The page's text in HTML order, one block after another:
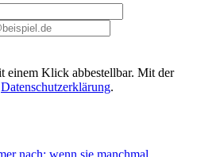
einem Klick abbestellbar. Mit der
Datenschutzerklärung.